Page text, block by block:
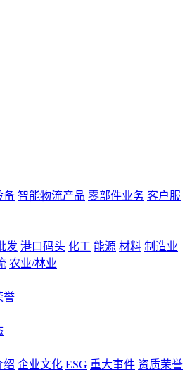
备 智能物流产品 零部件业务 客户服
发 港口码头 化工 能源 材料 制造业
农业/林业
誉
绍 企业文化 ESG 重大事件 资质荣誉